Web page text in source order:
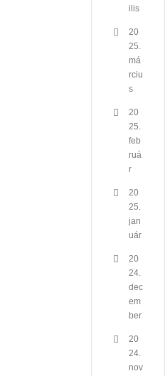
ilis
20
25.
má
rciu
s
20
25.
feb
ruá
r
20
25.
jan
uár
20
24.
dec
em
ber
20
24.
nov